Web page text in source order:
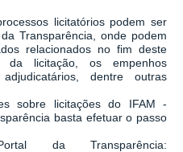
licitatórios podem ser
Transparência, onde podem
relacionados no fim deste
da licitação, os empenhos
dentre outras
sobre licitações do IFAM -
basta efetuar o passo
da Transparência: